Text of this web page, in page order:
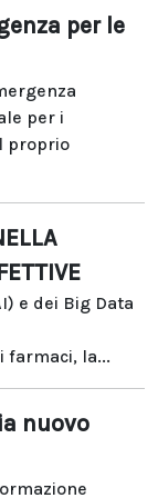
per le
per i
proprio
e dei Big Data
farmaci, la...
nuovo